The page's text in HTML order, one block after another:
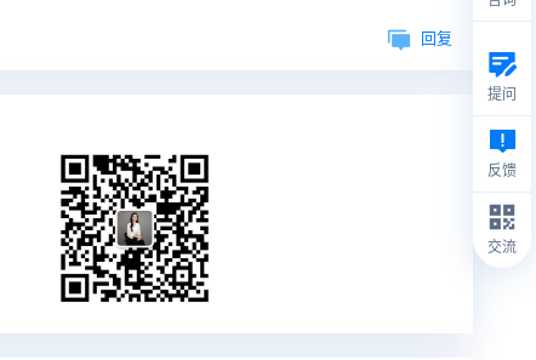
回复
提问
反馈
交流